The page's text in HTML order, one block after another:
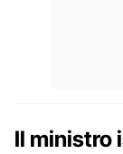
Il ministro